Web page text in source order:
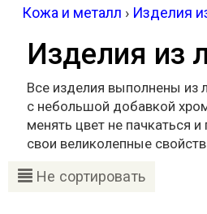
Кожа и металл › Изделия
Изделия из
Все изделия выполнены из
с небольшой добавкой
менять цвет не пачкаться
свои великолепные
Не сортировать